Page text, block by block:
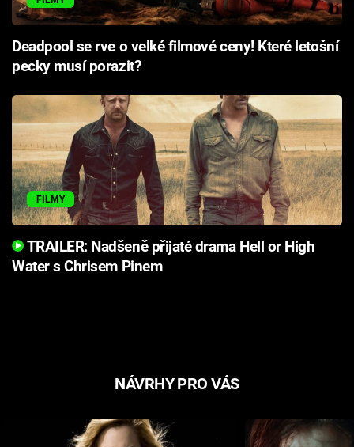
Sledujte nás
Deadpool se rve o velké filmové ceny! Které letošní
pecky musí porazit?
FILMY
TRAILER: Nadšeně přijaté drama Hell or High
Water s Chrisem Pinem
NÁVRHY PRO VÁS